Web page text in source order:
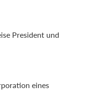
President und
eines